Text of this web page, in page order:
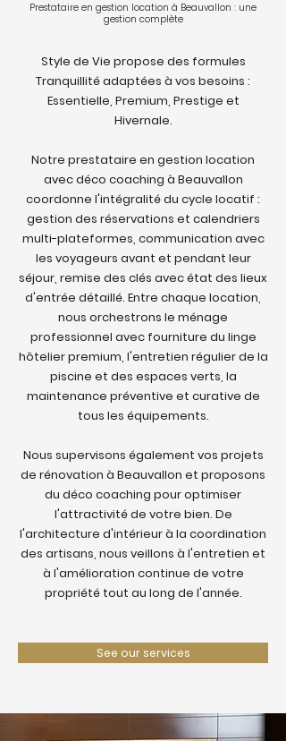
Prestataire en gestion location à Beauvallon : une
gestion complète
Style de Vie propose des formules
Tranquillité adaptées à vos besoins :
Essentielle, Premium, Prestige et
Hivernale.
Notre prestataire en gestion location
avec déco coaching à Beauvallon
coordonne l'intégralité du cycle locatif :
gestion des réservations et calendriers
multi-plateformes, communication avec
les voyageurs avant et pendant leur
séjour, remise des clés avec état des lieux
d'entrée détaillé. Entre chaque location,
nous orchestrons le ménage
professionnel avec fourniture du linge
hôtelier premium, l'entretien régulier de la
piscine et des espaces verts, la
maintenance préventive et curative de
tous les équipements.
Nous supervisons également vos projets
de rénovation à Beauvallon et proposons
du déco coaching pour optimiser
l'attractivité de votre bien. De
l'architecture d'intérieur à la coordination
des artisans, nous veillons à l'entretien et
à l'amélioration continue de votre
propriété tout au long de l'année.
See our services